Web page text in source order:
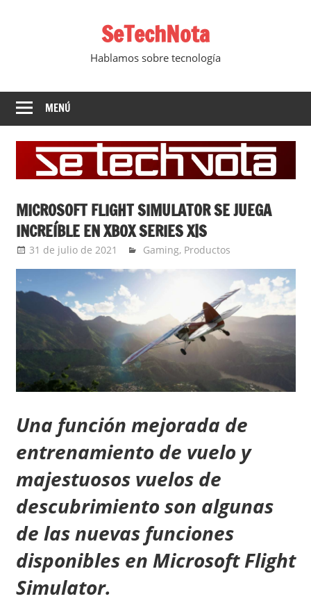
SeTechNota
Hablamos sobre tecnología
MENÚ
MICROSOFT FLIGHT SIMULATOR SE JUEGA
INCREÍBLE EN XBOX SERIES X|S
31 de julio de 2021 Ernesto Herrera
Gaming, Productos
Una función mejorada de
entrenamiento de vuelo y
majestuosos vuelos de
descubrimiento son algunas
de las nuevas funciones
disponibles en Microsoft Flight
Simulator.